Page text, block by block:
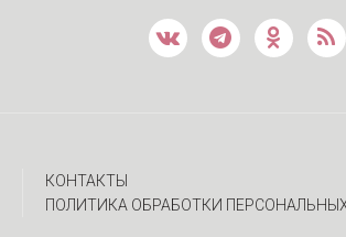
КОНТАКТЫ
ПОЛИТИКА ОБРАБОТКИ